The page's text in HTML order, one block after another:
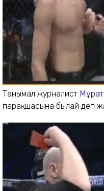
Танымал журналист
парақшасына былай деп